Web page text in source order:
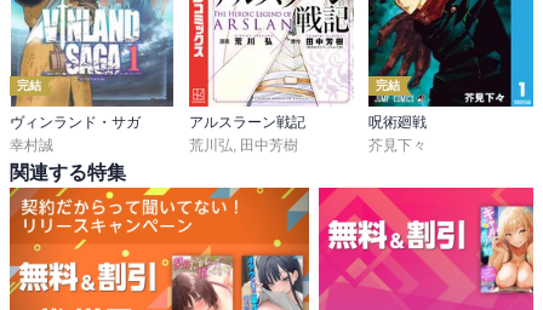
完結
ヴィンランド・サガ
幸村誠
アルスラーン戦記
荒川弘 田中芳樹
完結
呪術廻戦
芥見下々
関連する特集